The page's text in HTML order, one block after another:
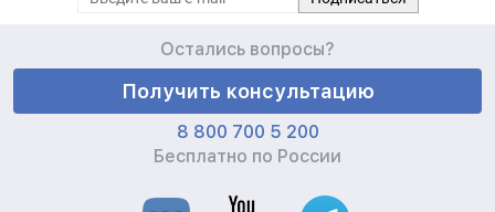
Остались вопросы?
Получить консультацию
8 800 700 5 200
Бесплатно по России